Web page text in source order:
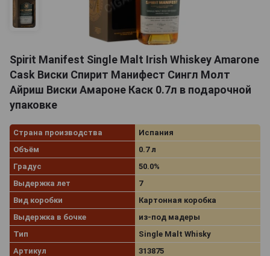
Spirit Manifest Single Malt Irish Whiskey Amarone
Cask Виски Спирит Манифест Сингл Молт
Айриш Виски Амароне Каск 0.7л в подарочной
упаковке
Страна производства
Испания
Объём
0.7 л
Градус
50.0%
Выдержка лет
7
Вид коробки
Картонная коробка
Выдержка в бочке
из-под мадеры
Тип
Single Malt Whisky
Артикул
313875